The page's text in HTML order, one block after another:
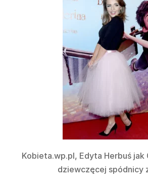
Kobieta.wp.pl, Edyta Herbuś jak
dziewczęcej spódnicy